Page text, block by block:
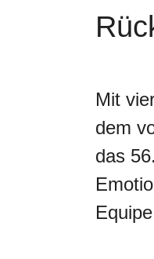
Mit
dem
das